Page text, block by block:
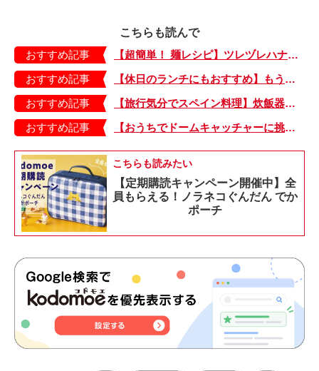
こちらも読んで
おすすめ記事
【超簡単！ 麺レシピ】ツレヅレハナコさんに聞く、パパッと作れる「オイルサーディンとミニトマトの冷製パスタ」
おすすめ記事
【休日のランチにもおすすめ】もう包丁を持つ気力もない…。そんなときは「とろとろ卵のせチャーハン」はいかが？
おすすめ記事
【旅行気分でスペイン料理】炊飯器に材料を入れて炊くだけでおいしい「パエリア」の作り方
おすすめ記事
【おうちでドームキャッチャーに挑戦だ】アンパンマン わくわくドームキャッチャー
こちらも読みたい
【定期購読キャンペーン開催中】全
員もらえる！ノラネコぐんだん でか
ポーチ